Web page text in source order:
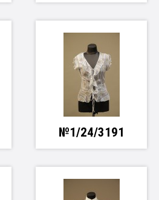
№1/24/3191